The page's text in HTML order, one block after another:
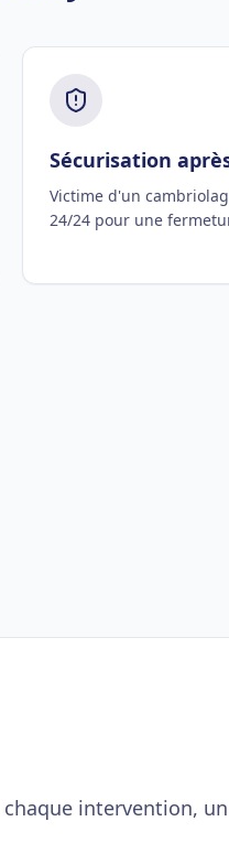
Sécurisation
Victime d'un
24/24 pour une
intervention, un